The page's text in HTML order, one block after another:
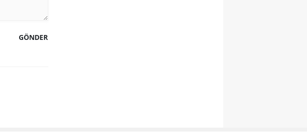
GÖNDER